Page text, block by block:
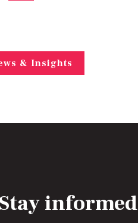
& Insights
Stay informed